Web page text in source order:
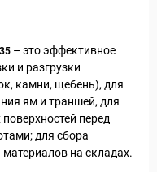
– это эффективное
и разгрузки
камни, щебень), для
ям и траншей, для
перед
для сбора
на складах.